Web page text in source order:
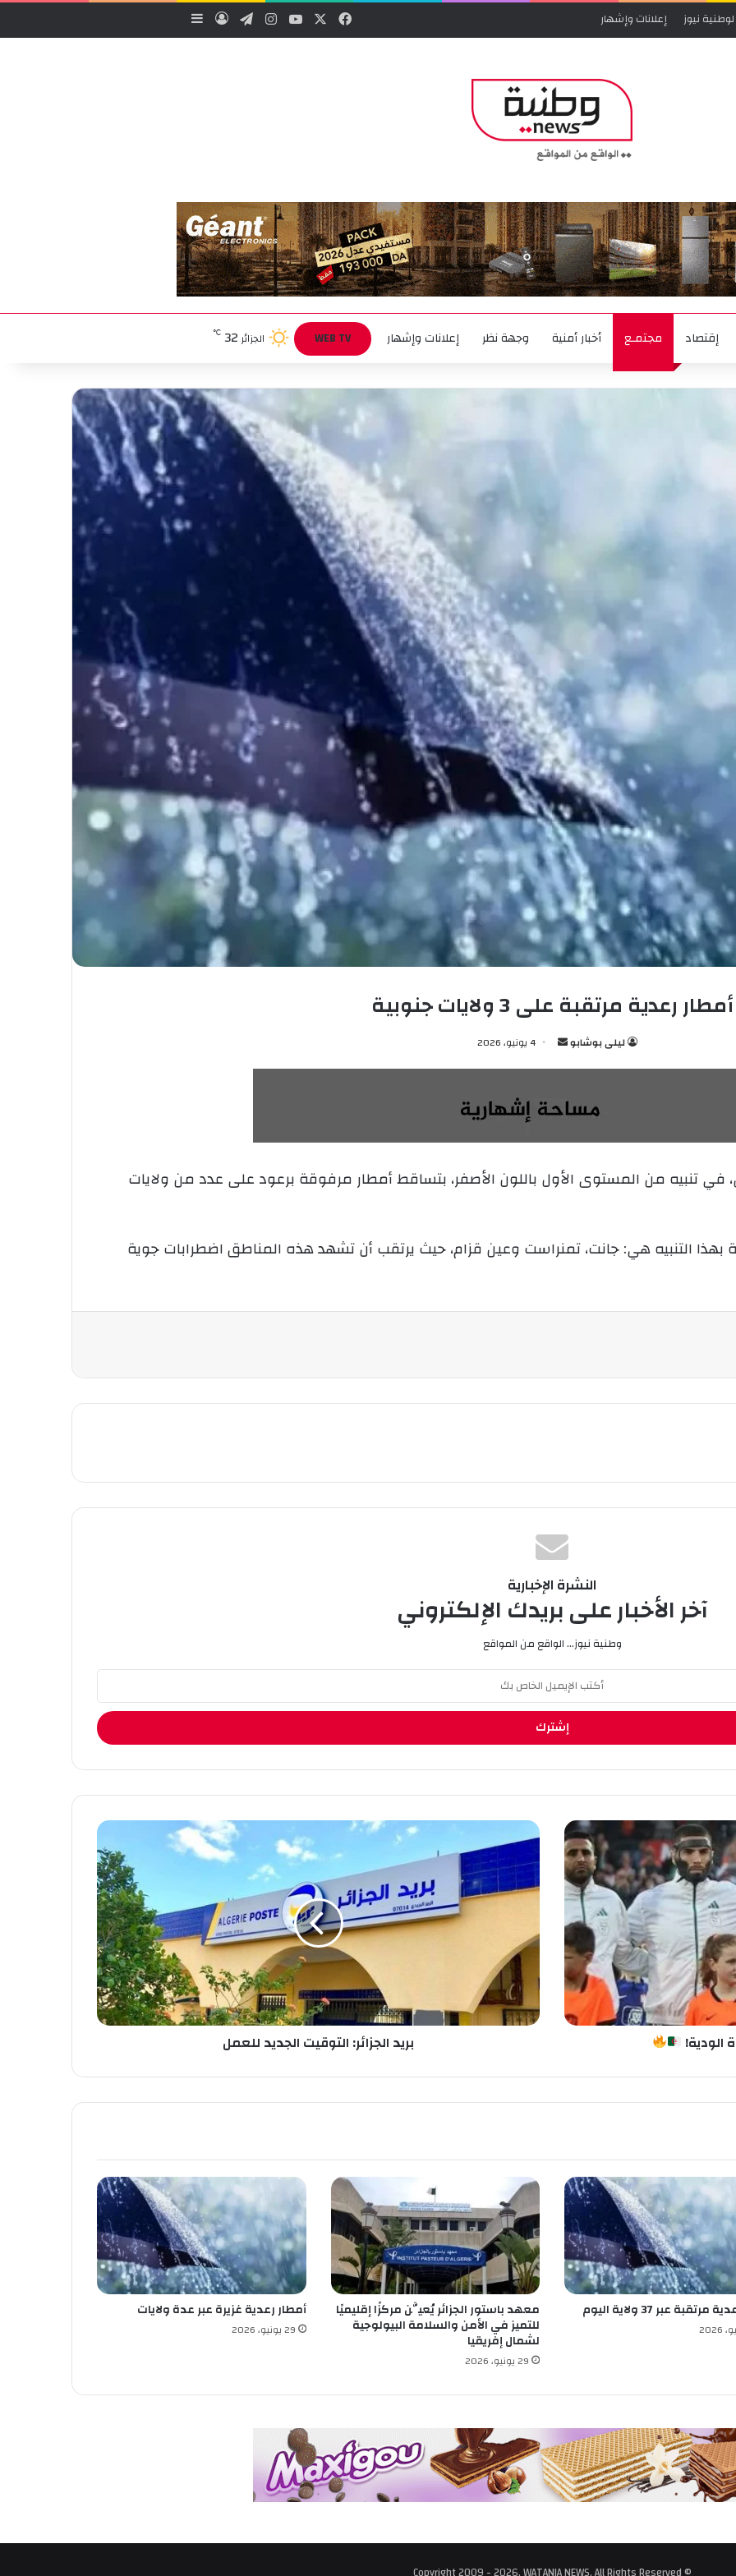
نيوز إعلانات وإشهار فيسبوك ‫YouTubeانستقرامتيلقرامتسجيل الدخول
إقتصاد مجتمـع أخبار أمنية وجهة نظر إعلانات وإشهار WEB TV الجزائر 32
℃
أمطار رعدية مرتقبة على 3 ولايات جنوبية
ليلى بوشابو
ل
ب
ر
د
ك
ا
4 يونيو، 2026
في تنبيه من المستوى الأول باللون الأصفر، بتساقط أمطار مرفوقة برعود على عدد من ولايات
بهذا التنبيه هي: جانت، تمنراست وعين قزام، حيث يرتقب أن تشهد هذه المناطق اضطرابات جوية
النشرة الإخبارية
آخر الأخبار على بريدك الإلكتروني
وطنية نيوز... الواقع من المواقع
الودية!
ب
ي
د
ا
ج
ز
ئ
ر
:
ق
ا
ج
ي
د
ل
ل
ع
م
ل
بريد الجزائر: التوقيت الجديد للعمل
عبر 37 ولاية اليوم معهد باستور الجزائر يُعيَّن مركزًا إقليميًا
للتميز في الأمن والسلامة البيولوجية
لشمال إفريقيا
29 يونيو، 2026
أمطار رعدية غزيرة عبر عدة ولايات
29 يونيو، 2026